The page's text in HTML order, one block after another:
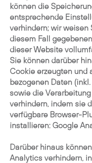
können die
entsprechende
verhindern; wir weisen
diesem Fall
dieser Website
Sie können darüber
Cookie erzeugten und
bezogenen Daten
sowie die
verhindern, indem sie
verfügbare Browser-
installieren: Google
Darüber hinaus
Analytics verhindern,